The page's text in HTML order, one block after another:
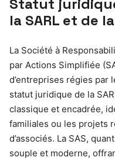
Statut
la SARL et de
La Société à
par Actions Simplifiée
d’entreprises régies par
statut juridique de la
classique et encadrée,
familiales ou les projets
d’associés. La SAS,
souple et moderne,